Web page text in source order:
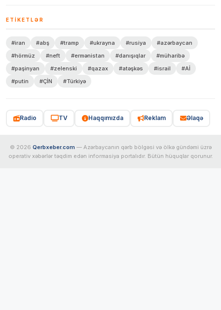
ETIKETLƏR
#iran #abş #tramp #ukrayna #rusiya
#azərbaycan
#hörmüz
#neft #ermənistan #danışıqlar
#müharibə
#paşinyan
#zelenski #qazax #atəşkəs #israil
#Aİ
#putin
#ÇİN #Türkiyə
Radio TV Haqqımızda Reklam Əlaqə
© 2026 Qerbxeber.com — Azərbaycanın qərb bölgəsi və ölkə gündəmi üzrə
operativ xəbərlər təqdim edən informasiya portalıdır. Bütün hüquqlar qorunur.